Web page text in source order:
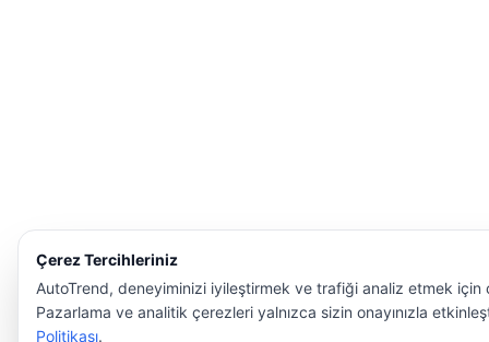
Çerez Tercihleriniz
AutoTrend, deneyiminizi iyileştirmek ve trafiği analiz etmek için
Pazarlama ve analitik çerezleri yalnızca sizin onayınızla
Politikası.